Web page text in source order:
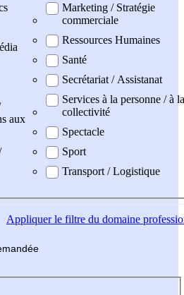
aux
Marketing / Stratégie
commerciale
Ressources Humaines
Santé
Secrétariat / Assistanat
Services à la personne / à la
collectivité
Spectacle
Sport
Transport / Logistique
Appliquerle filtre du domaine